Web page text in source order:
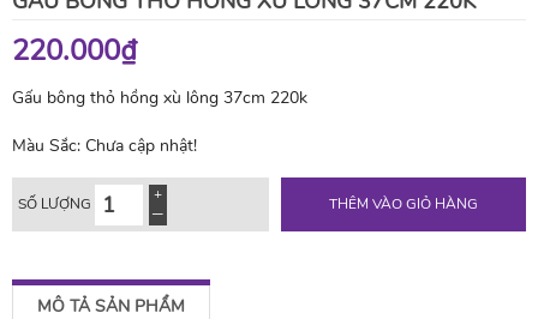
220.000₫
Gấu bông thỏ hồng xù lông 37cm 220k
Màu Sắc: Chưa cập nhật!
SỐ LƯỢNG THÊM VÀO GIỎ HÀNG
MÔ TẢ SẢN PHẨM